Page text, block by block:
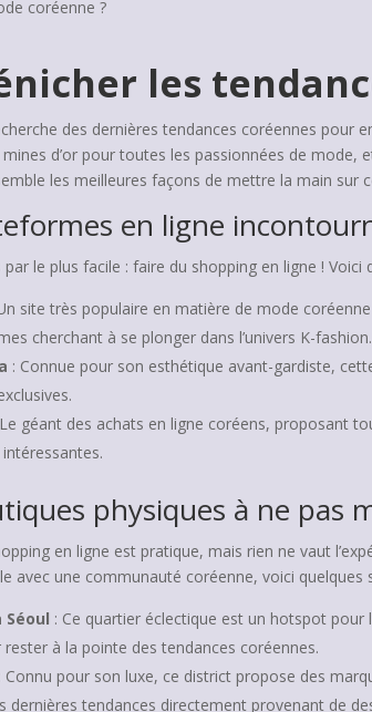
coréenne ?
les
des dernières tendances coréennes
d’or pour toutes les passionnées de
les meilleures façons de mettre la main sur
en ligne
le plus facile : faire du shopping en ligne !
site très populaire en matière de mode
cherchant à se plonger dans l’univers K-fashion.
: Connue pour son esthétique avant-gardiste,
géant des achats en ligne coréens, proposant
physiques à ne pas
en ligne est pratique, mais rien ne vaut
avec une communauté coréenne, voici quelques
Séoul : Ce quartier éclectique est un hotspot
rester à la pointe des tendances coréennes.
: Connu pour son luxe, ce district propose des
dernières tendances directement provenant de